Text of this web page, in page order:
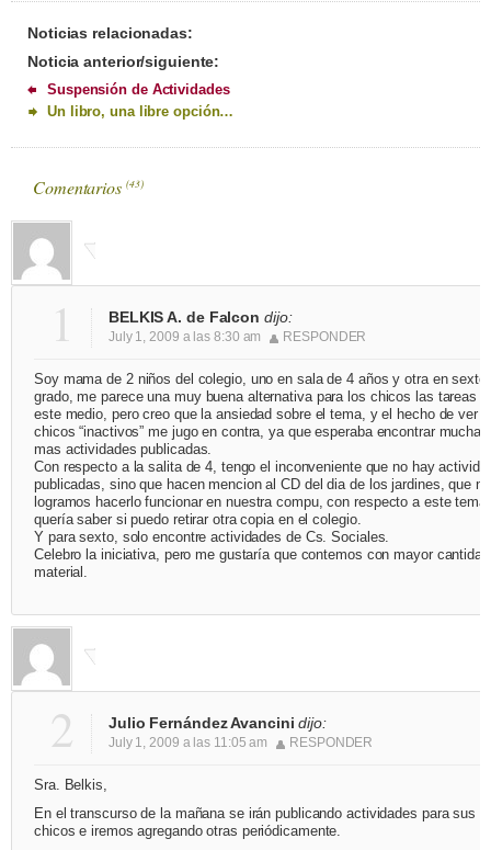
Noticias relacionadas:
Noticia anterior/siguiente:
Suspensión de Actividades
Un libro, una libre opción…
Comentarios (43)
1 BELKIS A. de Falcon dijo:
July 1, 2009 a las 8:30 am RESPONDER
Soy mama de 2 niños del colegio, uno en sala de 4 años y otra en sexto
grado, me parece una muy buena alternativa para los chicos las tareas
este medio, pero creo que la ansiedad sobre el tema, y el hecho de ver
chicos “inactivos” me jugo en contra, ya que esperaba encontrar muchas
mas actividades publicadas.
Con respecto a la salita de 4, tengo el inconveniente que no hay
publicadas, sino que hacen mencion al CD del dia de los jardines, que
logramos hacerlo funcionar en nuestra compu, con respecto a este tema,
quería saber si puedo retirar otra copia en el colegio.
Y para sexto, solo encontre actividades de Cs. Sociales.
Celebro la iniciativa, pero me gustaría que contemos con mayor
material.
2 Julio Fernández Avancini dijo:
July 1, 2009 a las 11:05 am RESPONDER
Sra. Belkis,
En el transcurso de la mañana se irán publicando actividades para sus
chicos e iremos agregando otras periódicamente.